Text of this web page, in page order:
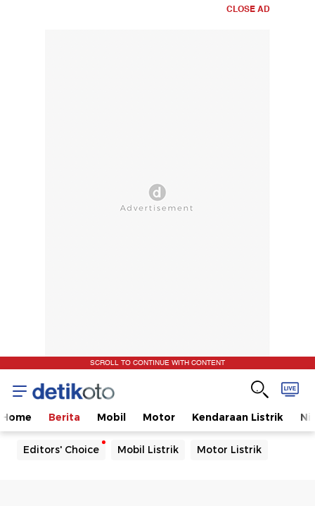
CLOSE AD
SCROLL TO CONTINUE WITH CONTENT
Home Berita Mobil Motor Kendaraan Listrik
Editors' Choice Mobil Listrik Motor Listrik